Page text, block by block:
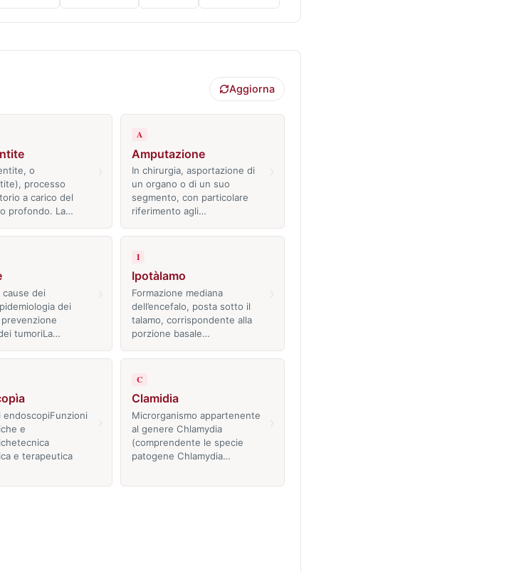
Aggiorna
o
processo
a carico del
profondo. La…
A
Amputazione
In chirurgia, asportazione di
un organo o di un suo
segmento, con particolare
riferimento agli…
cause dei
dei
tumoriLa…
I
Ipotàlamo
Formazione mediana
dell’encefalo, posta sotto il
talamo, corrispondente alla
porzione basale…
endoscopiFunzioni
e
e terapeutica
C
Clamidia
Microrganismo appartenente
al genere Chlamydia
(comprendente le specie
patogene Chlamydia…